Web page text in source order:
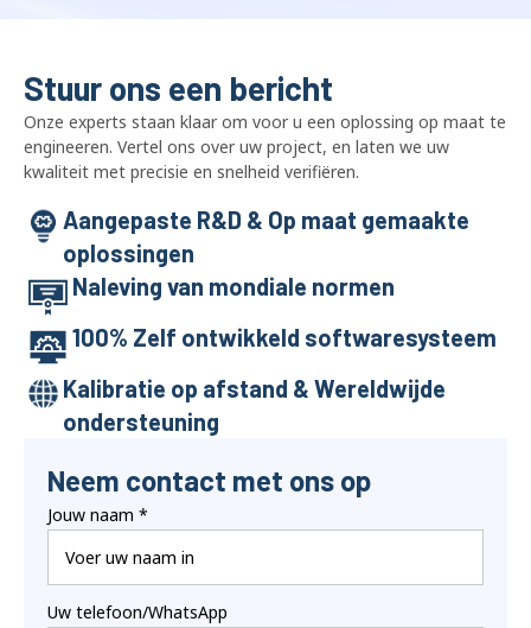
Stuur ons een bericht
Onze experts staan ​​klaar om voor u een oplossing op maat te
engineeren. Vertel ons over uw project, en laten we uw
kwaliteit met precisie en snelheid verifiëren.
Aangepaste R&D & Op maat gemaakte
oplossingen
Naleving van mondiale normen
100% Zelf ontwikkeld softwaresysteem
Kalibratie op afstand & Wereldwijde
ondersteuning
Neem contact met ons op
Jouw naam *
Uw telefoon/WhatsApp